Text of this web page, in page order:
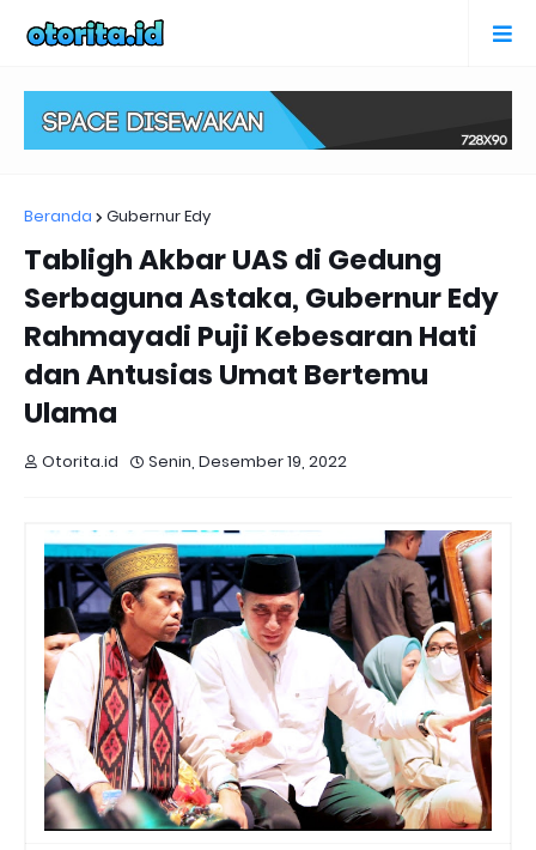
Beranda Gubernur Edy
Tabligh Akbar UAS di Gedung
Serbaguna Astaka, Gubernur Edy
Rahmayadi Puji Kebesaran Hati
dan Antusias Umat Bertemu
Ulama
Otorita.id Senin, Desember 19, 2022